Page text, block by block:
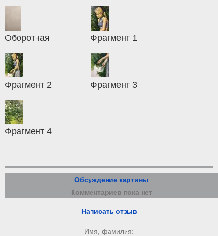
Оборотная Фрагмент 1
Фрагмент 2 Фрагмент 3
Фрагмент 4
Обсуждение картины
Комментариев пока нет
Написать отзыв
Имя, фамилия: